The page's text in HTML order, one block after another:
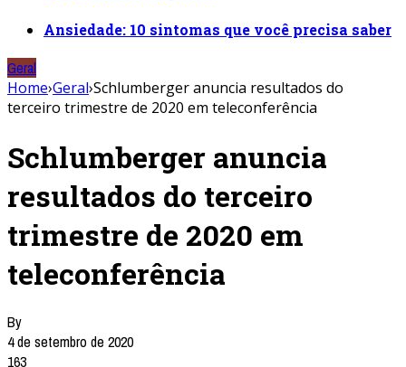
Ansiedade: 10 sintomas que você precisa saber
Geral
Home›Geral›Schlumberger anuncia resultados do
terceiro trimestre de 2020 em teleconferência
Schlumberger anuncia
resultados do terceiro
trimestre de 2020 em
teleconferência
By
4 de setembro de 2020
163